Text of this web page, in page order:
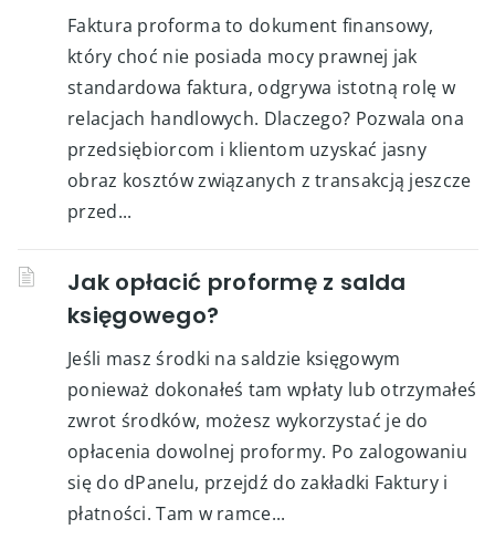
Faktura proforma to dokument finansowy,
który choć nie posiada mocy prawnej jak
standardowa faktura, odgrywa istotną rolę w
relacjach handlowych. Dlaczego? Pozwala ona
przedsiębiorcom i klientom uzyskać jasny
obraz kosztów związanych z transakcją jeszcze
przed...
Jak opłacić proformę z salda
księgowego?
Jeśli masz środki na saldzie księgowym
ponieważ dokonałeś tam wpłaty lub otrzymałeś
zwrot środków, możesz wykorzystać je do
opłacenia dowolnej proformy. Po zalogowaniu
się do dPanelu, przejdź do zakładki Faktury i
płatności. Tam w ramce...